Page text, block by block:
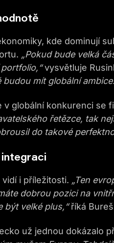
kde dominují
„Pokud bude velká
vysvětluje
mít globální
v globální konkurenci se
řetězce, tak
do takové
i příležitosti. „Ten
dobrou pozici na
být velké plus,“říká
už jednou dokázalo